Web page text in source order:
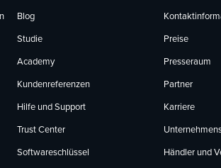
Blog
Studie
Academy
Kundenreferenzen
Hilfe und Support
Trust Center
Softwareschlüssel
Preise
Presseraum
Partner
Karriere
Händler und